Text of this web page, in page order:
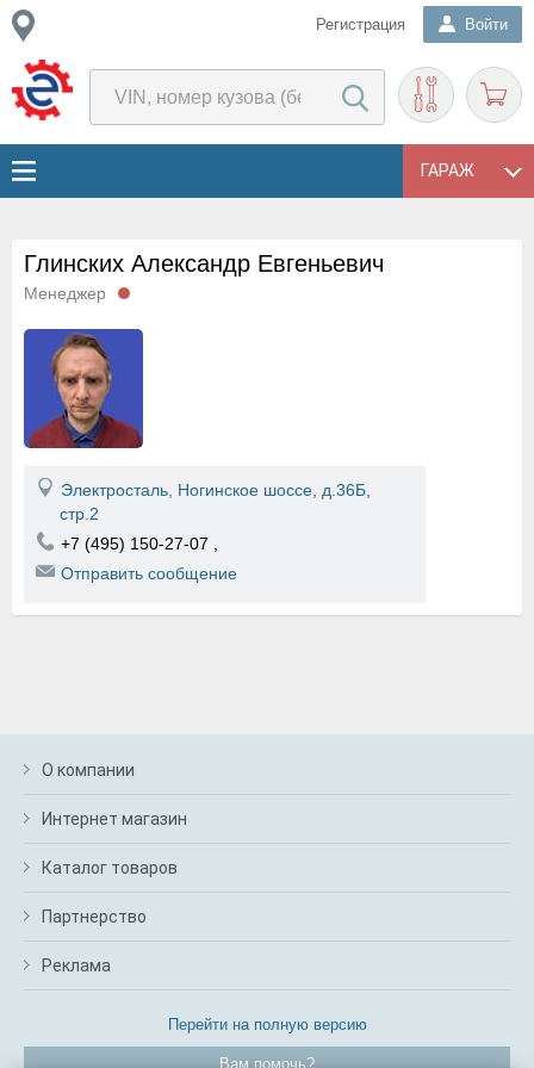
Регистрация Войти
ГАРАЖ
Глинских Александр Евгеньевич
Менеджер
Электросталь, Ногинское шоссе, д.36Б,
стр.2
+7 (495) 150-27-07
Отправить сообщение
О компании
Интернет магазин
Каталог товаров
Партнерство
Реклама
Перейти на полную версию
Вам помочь?